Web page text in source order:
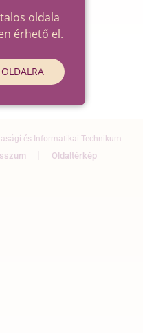
és Informatikai Technikum
Oldaltérkép
oldala
érhető el.